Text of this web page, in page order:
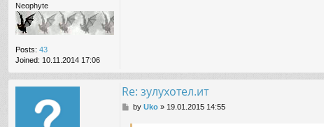
Neophyte
Posts: 43
Joined: 10.11.2014 17:06
Re: зулухотел.ит
Pby Uko» 19.01.2015 14:55